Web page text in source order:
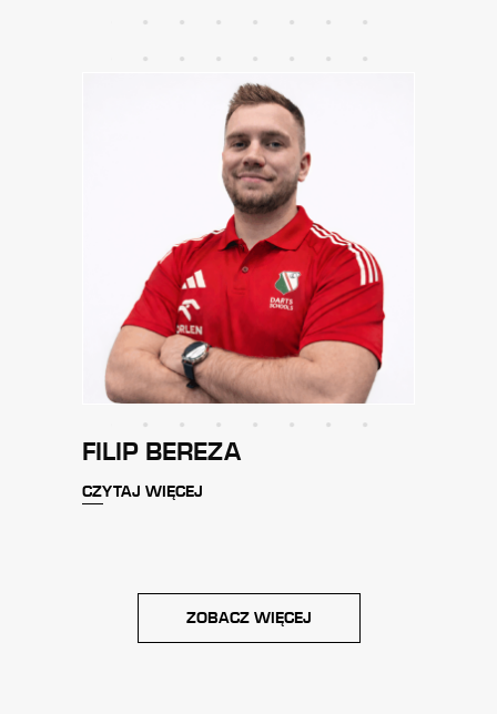
FILIP BEREZA
CZYTAJ WIĘCEJ
ZOBACZ WIĘCEJ